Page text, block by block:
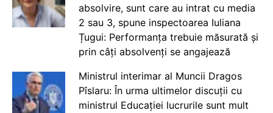
absolvire, sunt care au intrat cu media
2 sau 3, spune inspectoarea Iuliana
Țugui: Performanța trebuie măsurată și
prin câți absolvenți se angajează
Ministrul interimar al Muncii Dragos
Pîslaru: În urma ultimelor discuții cu
ministrul Educației lucrurile sunt mult